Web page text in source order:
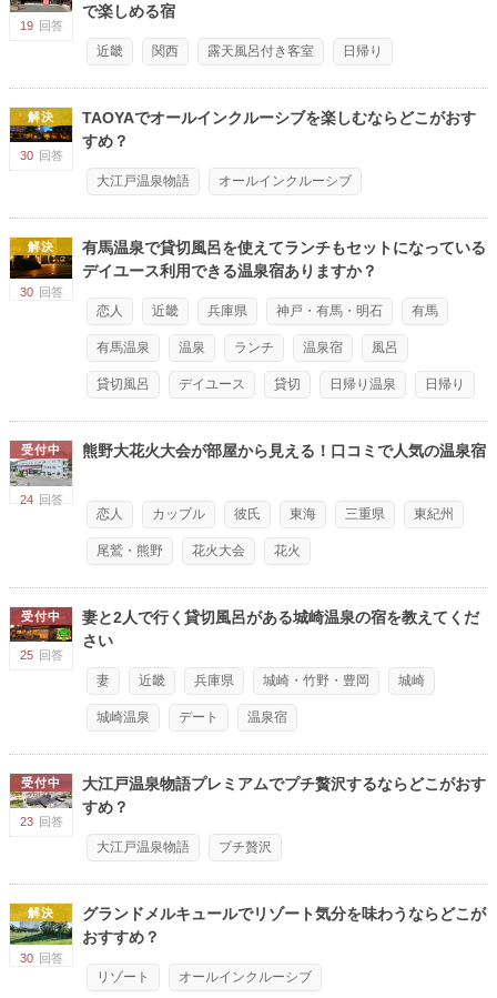
19 回答
で楽しめる宿
近畿 関西 露天風呂付き客室 日帰り
解決
30 回答
TAOYAでオールインクルーシブを楽しむならどこがおす
すめ？
大江戸温泉物語 オールインクルーシブ
解決
30 回答
有馬温泉で貸切風呂を使えてランチもセットになっている
デイユース利用できる温泉宿ありますか？
恋人 近畿 兵庫県 神戸・有馬・明石 有馬
有馬温泉 温泉 ランチ 温泉宿 風呂
貸切風呂 デイユース 貸切 日帰り温泉 日帰り
受付中
24 回答
熊野大花火大会が部屋から見える！口コミで人気の温泉宿
恋人 カップル 彼氏 東海 三重県 東紀州
尾鷲・熊野 花火大会 花火
受付中
25 回答
妻と2人で行く貸切風呂がある城崎温泉の宿を教えてくだ
さい
妻 近畿 兵庫県 城崎・竹野・豊岡 城崎
城崎温泉 デート 温泉宿
受付中
23 回答
大江戸温泉物語プレミアムでプチ贅沢するならどこがおす
すめ？
大江戸温泉物語 プチ贅沢
解決
30 回答
グランドメルキュールでリゾート気分を味わうならどこが
おすすめ？
リゾート オールインクルーシブ